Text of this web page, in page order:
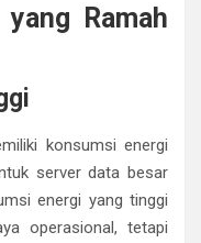
Ramah
konsumsi energi
server data besar
energi yang tinggi
operasional, tetapi